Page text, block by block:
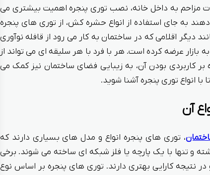
مزاحم به داخل خانه، نصب توری پنجره اهمیت بیشتری می
دهند به جای استفاده از انواع حشره کش، از توری های پنجره
دیگر اقلامی که در ساختمان به کار می رود از قافله نوآوری
بازار عرضه کرده است. هر با فرد با هر سلیقه ای می تواند از
بر کاربردی بودن آن، به زیبایی فضای ساختمان نیز کمک می
با انواع توری پنجره آشنا شوید.
آن
، توری های پنجره انواع و مدل های بسیاری دارند که
و تنها با یک پارچه یا فلز شبکه ای ساخته می شوند. برخی
نتیجه کارایی بهتری دارند. توری های پنجره بر اساس نوع